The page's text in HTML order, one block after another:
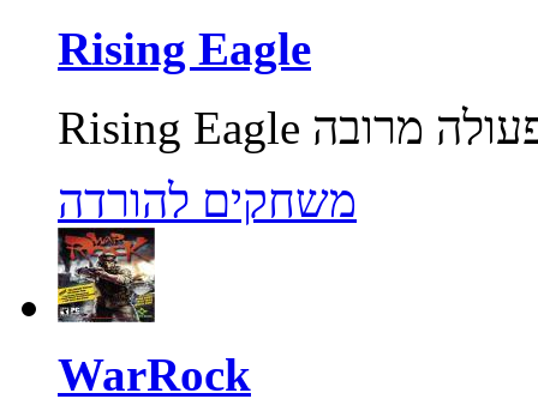
Rising Eagle
משחקים להורדה
WarRock